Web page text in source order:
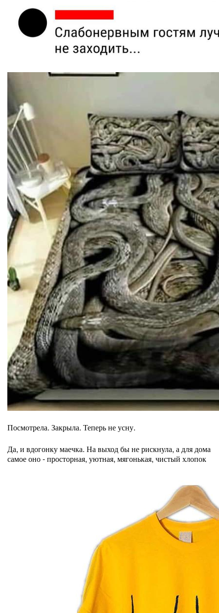
Посмотрела. Закрыла. Теперь не усну.
Да, и вдогонку маечка. На выход бы не рискнула, а для дома
самое оно - просторная, уютная, мягонькая, чистый хлопок